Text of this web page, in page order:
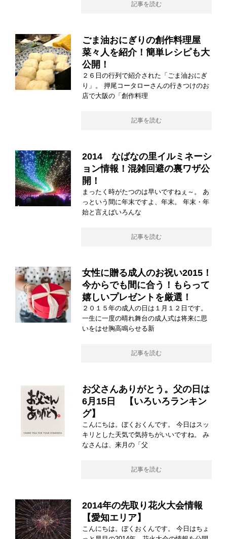
記事を読む
ごま油おにぎりの創作料理屋
菜々人を紹介！簡単レシピも大
公開！
２６日の行列で紹介された「ごま油おにぎ
り」。 押尾コータローさんの行きつけのお
店で大阪の「創作料理
記事を読む
2014 なばなの里イルミネーシ
ョン情報！混雑回避の裏ワザ公
開！
まったく時がたつのは早いですねぇ～。 あ
っという間に年末ですよ、年末。 年末・年
始と言えばいろんな
記事を読む
女性に贈る成人のお祝い2015！
今からでも間に合う！もらって
嬉しいプレゼントを厳選！
２０１５年の成人の日は１月１２日です。
一生に一度の晴れ舞台の成人式は将来に思
いをはせ胸高鳴らせる新
記事を読む
お父さんありがとう。父の日は
6月15日 【いろいろランキン
グ】
こんにちは。ぼくおくんです。 今日はスッ
キリとした天気で気持ちがいいですね。 み
なさんは、来月の「父
記事を読む
2014年の先取り花火大会情報
【愛知エリア】
こんにちは。ぼくおくんです。 今日はちょ